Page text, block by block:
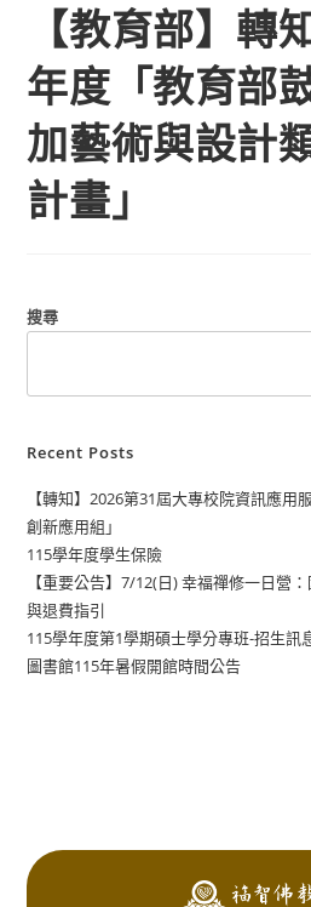
【教育部】轉
年度「教育部
加藝術與設計
計畫」
搜尋
Recent Posts
【轉知】2026第31屆大專校院資訊應用
創新應用組」
115學年度學生保險
【重要公告】7/12(日) 幸福禪修一日營
與退費指引
115學年度第1學期碩士學分專班-招生訊
圖書館115年暑假開館時間公告